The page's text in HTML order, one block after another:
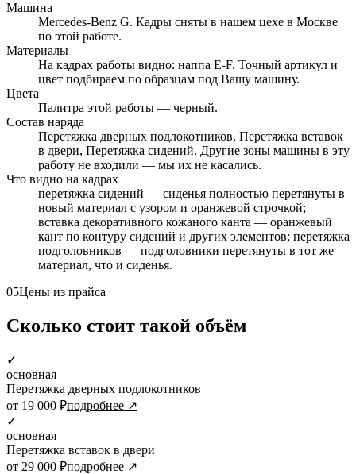
Машина
Mercedes-Benz G. Кадры сняты в нашем цехе в Москве
по этой работе.
Материалы
На кадрах работы видно: наппа E-F. Точный артикул и
цвет подбираем по образцам под Вашу машину.
Цвета
Палитра этой работы — черный.
Состав наряда
Перетяжка дверных подлокотников, Перетяжка вставок
в двери, Перетяжка сидений. Другие зоны машины в эту
работу не входили — мы их не касались.
Что видно на кадрах
перетяжка сидений — сиденья полностью перетянуты в
новый материал с узором и оранжевой строчкой;
вставка декоративного кожаного канта — оранжевый
кант по контуру сидений и других элементов; перетяжка
подголовников — подголовники перетянуты в тот же
материал, что и сиденья.
05Цены из прайса
Сколько стоит такой объём
✓
основная
Перетяжка дверных подлокотников
от 19 000 ₽подробнее ↗
✓
основная
Перетяжка вставок в двери
от 29 000 ₽подробнее ↗